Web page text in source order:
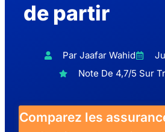
de partir
Par Jaafar Wahid
Note De 4,7/5 Sur
Comparez les